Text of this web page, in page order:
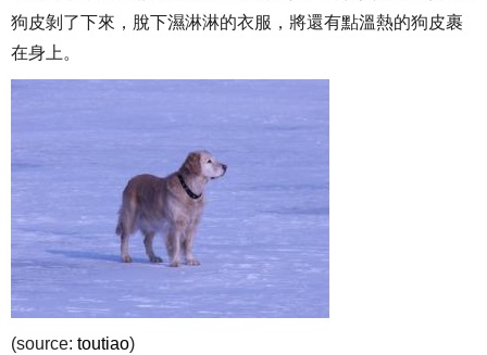
狗皮剝了下來，脫下濕淋淋的衣服，將還有點溫熱的狗皮裹
在身上。
(source: toutiao)